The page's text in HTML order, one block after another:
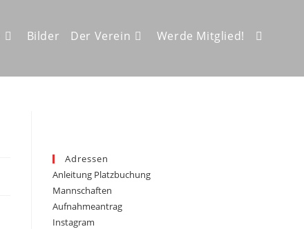
Bilder Der Verein Werde Mitglied! Website-
Adressen
Anleitung Platzbuchung
Mannschaften
Aufnahmeantrag
Instagram